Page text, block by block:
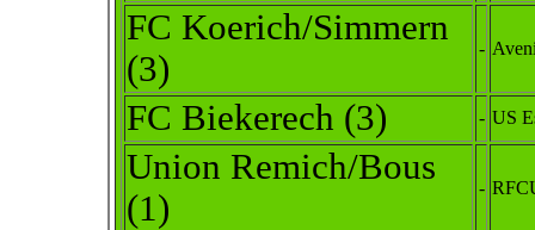
FC Koerich/Simmern
(3)
-
FC Biekerech (3) - US
Union Remich/Bous
(1)
-